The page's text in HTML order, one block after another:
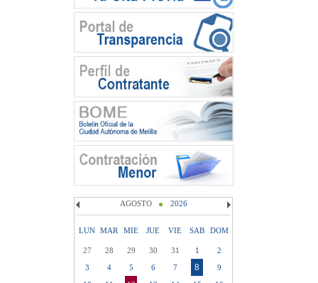
AGOSTO 2026
LUN MAR MIE JUE VIE SAB DOM
27 28 29 30 31 1
2
3
4 5 6 7 8
9